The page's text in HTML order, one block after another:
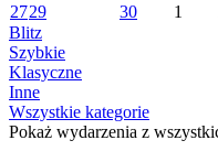
2729 30 1
Blitz
Szybkie
Klasyczne
Inne
Wszystkie kategorie
Pokaż wydarzenia z